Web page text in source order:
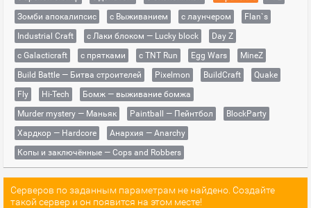
Зомби апокалипсис
с Выживанием с лаунчером
Flan`s
Industrial Craft
с Лаки блоком — Lucky block
Day Z
с Galacticraft
с прятками с TNT Run Egg Wars
MineZ
Build Battle — Битва строителей
Pixelmon BuildCraft
Quake
Fly
Hi-Tech
Бомж — выживание бомжа
Murder mystery — Маньяк
Paintball — Пейнтбол
BlockParty
Хардкор — Hardcore
Анархия — Anarchy
Копы и заключённые — Cops and Robbers
Серверов по заданным параметрам не найдено. Создайте
такой сервер и он появится на этом месте!